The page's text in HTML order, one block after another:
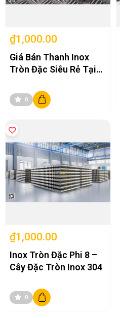
₫1,000.00
Giá Bán Thanh Inox
Tròn Đặc Siêu Rẻ Tại
0
₫1,000.00
Inox Tròn Đặc Phi 8 –
Cây Đặc Tròn Inox 304
0